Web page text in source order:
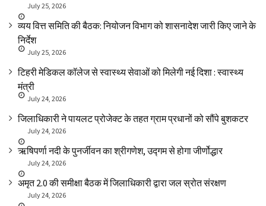
July 25, 2026
व्यय वित्त समिति की बैठक: नियोजन विभाग को शासनादेश जारी किए जाने के
निर्देश
July 25, 2026
टिहरी मेडिकल कॉलेज से स्वास्थ्य सेवाओं को मिलेगी नई दिशा : स्वास्थ्य
मंत्री
July 24, 2026
जिलाधिकारी ने पायलट प्रोजेक्ट के तहत ग्राम प्रधानों को सौंपे बुशकटर
July 24, 2026
ऋषिपर्णा नदी के पुनर्जीवन का श्रीगणेश, उद्गम से होगा जीर्णोद्धार
July 24, 2026
अमृत 2.0 की समीक्षा बैठक में जिलाधिकारी द्वारा जल स्रोत संरक्षण
July 24, 2026